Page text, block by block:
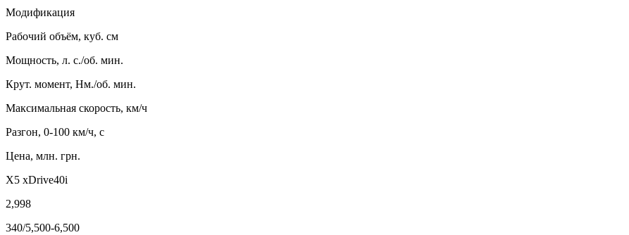
Модификация
Рабочий объём, куб. см
Мощность, л. с./об. мин.
Крут. момент, Нм./об. мин.
Максимальная скорость, км/ч
Разгон, 0-100 км/ч, с
Цена, млн. грн.
Х5 xDrive40i
2,998
340/5,500-6,500